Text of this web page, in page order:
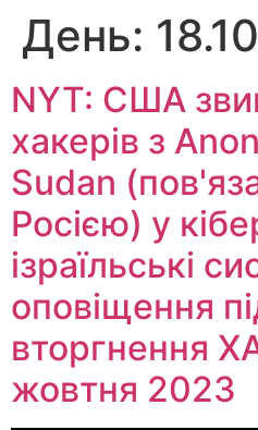
День:
NYT: США
хакерів з
Sudan
Росією) у
ізраїльські
оповіщення
вторгнення
жовтня 2023